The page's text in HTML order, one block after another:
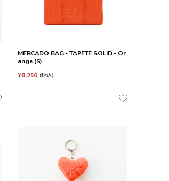
MERCADO BAG - TAPETE SOLID - Or
ange (S)
¥8,250 税込